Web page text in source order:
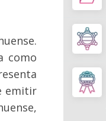
como
emitir